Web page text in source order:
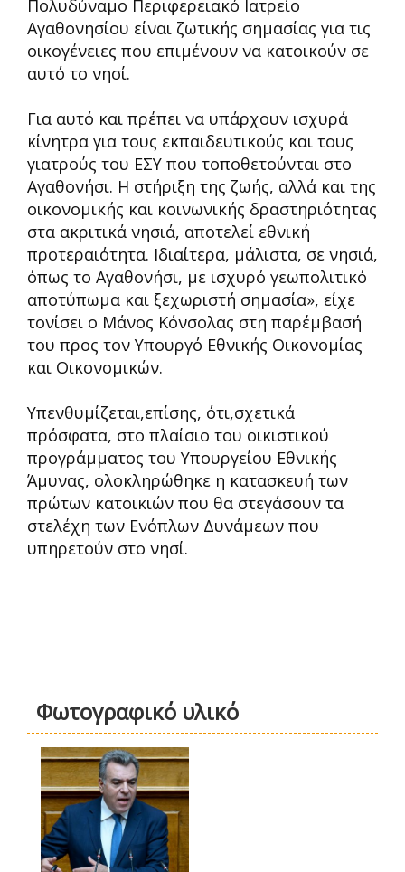
Πολυδύναμο Περιφερειακό Ιατρείο
Αγαθονησίου είναι ζωτικής σημασίας για τις
οικογένειες που επιμένουν να κατοικούν σε
αυτό το νησί.
Για αυτό και πρέπει να υπάρχουν ισχυρά
κίνητρα για τους εκπαιδευτικούς και τους
γιατρούς του ΕΣΥ που τοποθετούνται στο
Αγαθονήσι. Η στήριξη της ζωής, αλλά και της
οικονομικής και κοινωνικής δραστηριότητας
στα ακριτικά νησιά, αποτελεί εθνική
προτεραιότητα. Ιδιαίτερα, μάλιστα, σε νησιά,
όπως το Αγαθονήσι, με ισχυρό γεωπολιτικό
αποτύπωμα και ξεχωριστή σημασία», είχε
τονίσει ο Μάνος Κόνσολας στη παρέμβασή
του προς τον Υπουργό Εθνικής Οικονομίας
και Οικονομικών.
Υπενθυμίζεται,επίσης, ότι,σχετικά
πρόσφατα, στο πλαίσιο του οικιστικού
προγράμματος του Υπουργείου Εθνικής
Άμυνας, ολοκληρώθηκε η κατασκευή των
πρώτων κατοικιών που θα στεγάσουν τα
στελέχη των Ενόπλων Δυνάμεων που
υπηρετούν στο νησί.
Φωτογραφικό υλικό